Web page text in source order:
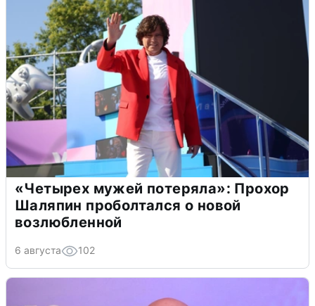
«Четырех мужей потеряла»: Прохор
Шаляпин проболтался о новой
возлюбленной
6 августа 102